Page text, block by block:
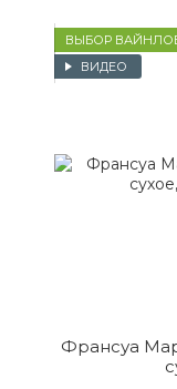
ВЫБОР
ВИДЕО
Франсуа